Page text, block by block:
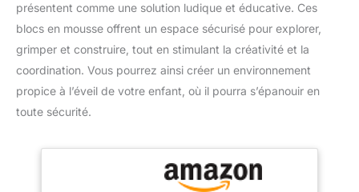
présentent comme une solution ludique et éducative. Ces
blocs en mousse offrent un espace sécurisé pour explorer,
grimper et construire, tout en stimulant la créativité et la
coordination. Vous pourrez ainsi créer un environnement
propice à l’éveil de votre enfant, où il pourra s’épanouir en
toute sécurité.